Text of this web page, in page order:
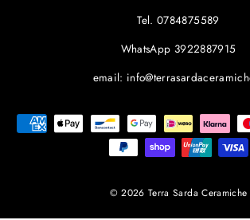
Tel. 0784875589
WhatsApp 3922887915
email:
© 2026 Terra Sarda Ceramiche